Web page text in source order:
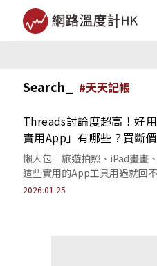
Search_ #天天記帳
Threads討論度超高！好
實用App」有哪些？買斷
懶人包｜旅遊拍照、iPad畫畫
這些實用的App工具用過就回
2026.01.25